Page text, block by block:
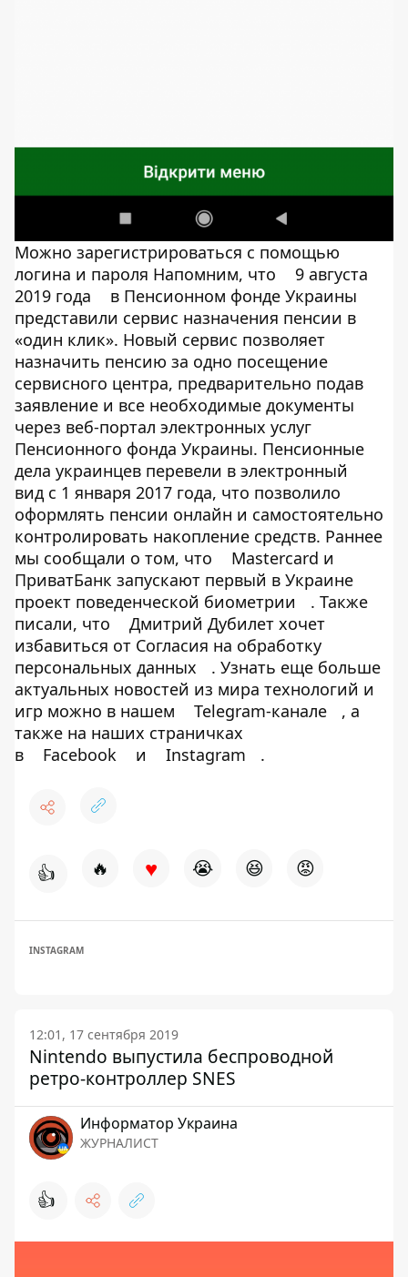
Можно зарегистрироваться с помощью
логина и пароля Напомним, что
9 августа
2019 года
в Пенсионном фонде Украины
представили ​​сервис назначения пенсии в
«один клик». Новый сервис позволяет
назначить пенсию за одно посещение
сервисного центра, предварительно подав
заявление и все необходимые документы
через веб-портал электронных услуг
Пенсионного фонда Украины. Пенсионные
дела украинцев перевели в электронный
вид с 1 января 2017 года, что позволило
оформлять пенсии онлайн и самостоятельно
контролировать накопление средств. Раннее
мы сообщали о том, что
Mastercard и
ПриватБанк запускают первый в Украине
проект поведенческой биометрии
. Также
писали, что
Дмитрий Дубилет хочет
избавиться от Согласия на обработку
персональных данных
. Узнать еще больше
актуальных новостей из мира технологий и
игр можно в нашем
Telegram-канале
, а
также на наших страничках
в
Facebook и Instagram .
👍 🔥 ♥ 😭 😆 😡
INSTAGRAM
12:01, 17 сентября 2019
Nintendo выпустила беспроводной
ретро-контроллер SNES
Информатор Украина
ЖУРНАЛИСТ
👍